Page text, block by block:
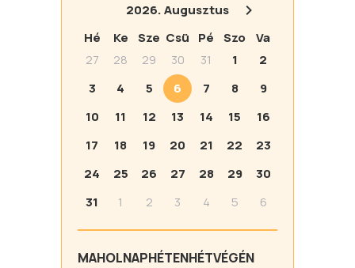
2026.Augusztus
Hé
Ke Sze Csü Pé Szo
Va
27
28 29 30 31 1
2
3
4 5 6 7 8
9
10
11 12 13 14 15
16
17
18 19 20 21 22
23
24
25 26 27 28 29
30
31
1 2 3 4 5 6
MAHOLNAPHÉTENHÉTVÉGÉN